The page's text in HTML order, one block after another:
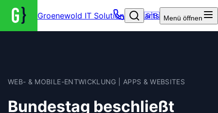
Groenewold IT Solutions – Startseite
🇬🇧 Menü öffnen
WEB- & MOBILE-ENTWICKLUNG | APPS & WEBSITES
Bundestag beschließt